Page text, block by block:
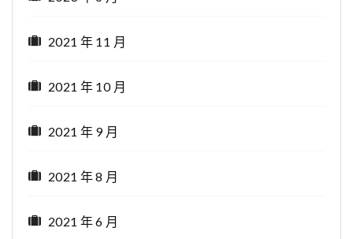
2021 年 11 月
2021 年 10 月
2021 年 9 月
2021 年 8 月
2021 年 6 月